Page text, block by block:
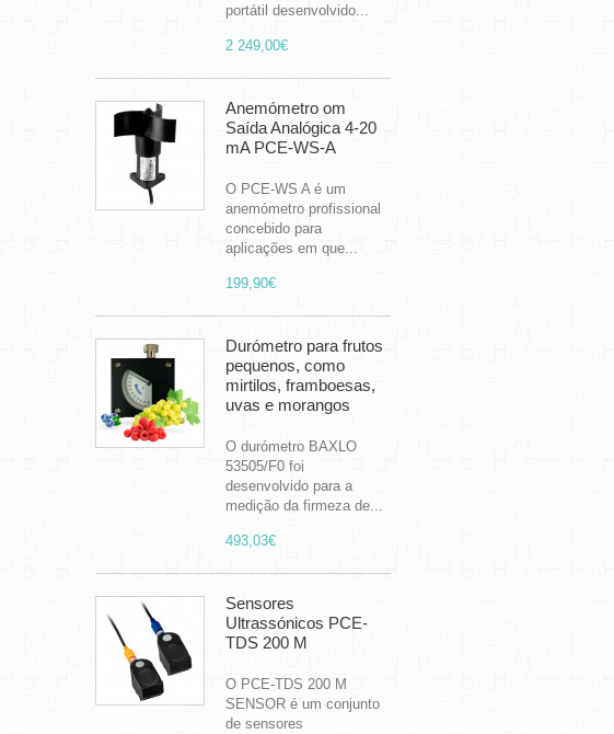
portátil desenvolvido...
2 249,00€
Anemómetro om
Saída Analógica 4-20
mA PCE-WS-A
O PCE-WS A é um
anemómetro profissional
concebido para
aplicações em que...
199,90€
Durómetro para frutos
pequenos, como
mirtilos, framboesas,
uvas e morangos
O durómetro BAXLO
53505/F0 foi
desenvolvido para a
medição da firmeza de...
493,03€
Sensores
Ultrassónicos PCE-
TDS 200 M
O PCE-TDS 200 M
SENSOR é um conjunto
de sensores